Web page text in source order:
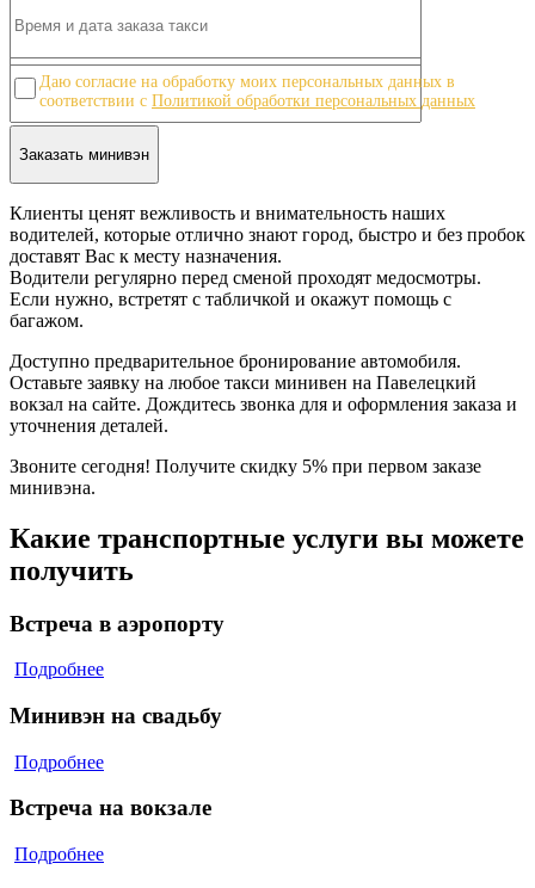
9
Даю согласие на обработку моих персональных данных в
соответствии с Политикой обработки персональных данных
Клиенты ценят вежливость и внимательность наших
водителей, которые отлично знают город, быстро и без пробок
доставят Вас к месту назначения.
Водители регулярно перед сменой проходят медосмотры.
Если нужно, встретят с табличкой и окажут помощь с
багажом.
Доступно предварительное бронирование автомобиля.
Оставьте заявку на любое такси минивен на Павелецкий
вокзал на сайте. Дождитесь звонка для и оформления заказа и
уточнения деталей.
Звоните сегодня! Получите скидку 5% при первом заказе
минивэна.
Какие транспортные услуги вы можете
получить
Встреча в аэропорту
Подробнее
Минивэн на свадьбу
Подробнее
Встреча на вокзале
Подробнее